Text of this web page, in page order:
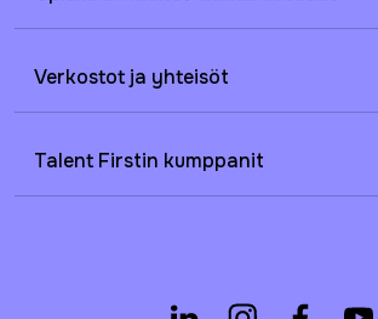
Verkostot ja yhteisöt
Talent Firstin kumppanit